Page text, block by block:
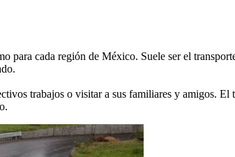
para cada región de México. Suele ser el
trabajos o visitar a sus familiares y amigos.